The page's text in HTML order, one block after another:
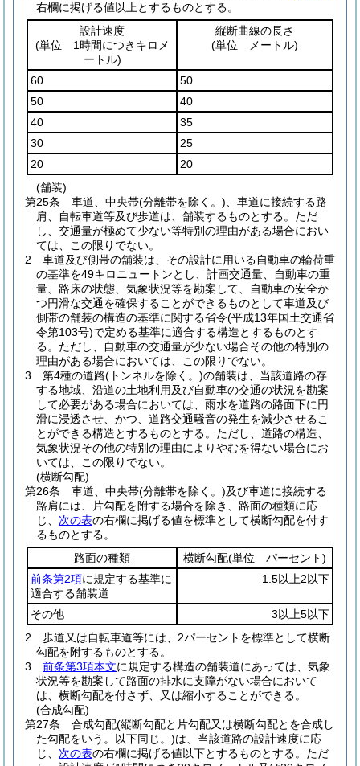
右欄に掲げる値以上とするものとする。
設計速度
(単位 1時間につきキロメ
ートル)
縦断曲線の長さ
(単位 メートル)
60
50
50
40
40
35
30
25
20
20
(舗装)
第25条
車道、中央帯(分離帯を除く。) 、車道に接続する路
肩、自転車道等及び歩道は、舗装するものとする。 ただ
し、交通量が極めて少ない等特別の理由がある場合におい
ては、この限りでない。
2
車道及び側帯の舗装は、その設計に用いる自動車の輪荷重
の基準を49キロニュートンとし、計画交通量、自動車の重
量、路床の状態、気象状況等を勘案して、自動車の安全か
つ円滑な交通を確保することができるものとして車道及び
側帯の舗装の構造の基準に関する省令(平成13年国土交通省
令第103号)で定める基準に適合する構造とするものとす
る。 ただし、自動車の交通量が少ない場合その他の特別の
理由がある場合においては、この限りでない。
3
第4種の道路(トンネルを除く。)の舗装は、当該道路の存
する地域、沿道の土地利用及び自動車の交通の状況を勘案
して必要がある場合においては、雨水を道路の路面下に円
滑に浸透させ、かつ、道路交通騒音の発生を減少させるこ
とができる構造とするものとする。 ただし、道路の構造、
気象状況その他の特別の理由によりやむを得ない場合にお
いては、この限りでない。
(横断勾配)
第26条
車道、中央帯(分離帯を除く。)及び車道に接続する
路肩には、片勾配を附する場合を除き、路面の種類に応
じ、 次の表の右欄に掲げる値を標準として横断勾配を付す
るものとする。
路面の種類
横断勾配(単位 パーセント)
前条第2項に規定する基準に
適合する舗装道
1.5以上2以下
その他
3以上5以下
2
歩道又は自転車道等には、2パーセントを標準として横断
勾配を附するものとする。
3
前条第3項本文に規定する構造の舗装道にあっては、気象
状況等を勘案して路面の排水に支障がない場合において
は、横断勾配を付さず、又は縮小することができる。
(合成勾配)
第27条
合成勾配(縦断勾配と片勾配又は横断勾配とを合成し
た勾配をいう。以下同じ。)は、当該道路の設計速度に応
じ、 次の表の右欄に掲げる値以下とするものとする。 ただ